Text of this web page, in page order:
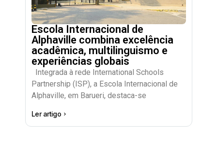
Escola Internacional de
Alphaville combina excelência
acadêmica, multilinguismo e
experiências globais
Integrada à rede International Schools
Partnership (ISP), a Escola Internacional de
Alphaville, em Barueri, destaca-se
Ler artigo